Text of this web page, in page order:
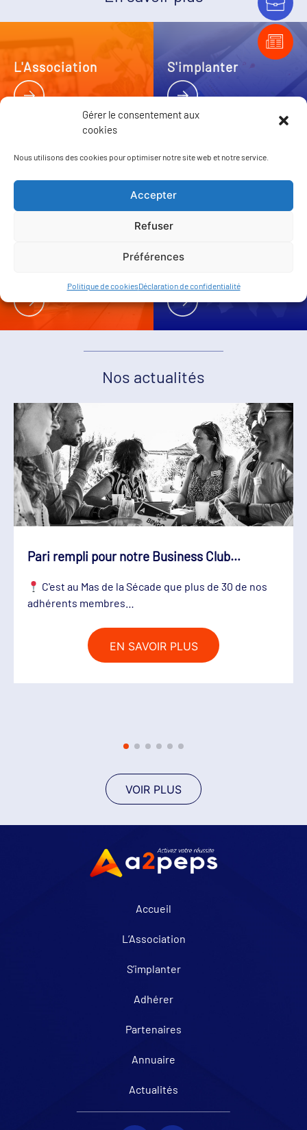
Gérer le consentement aux
cookies
Nous utilisons des cookies pour optimiser notre site web et notre service.
Accepter
Refuser
Préférences
Politique de cookiesDéclaration de confidentialité
L'Association S'implanter
Nos actualités
Pari rempli pour notre Business Club…
C'est au Mas de la Sécade que plus de 30 de nos
adhérents membres…
EN SAVOIR PLUS
VOIR PLUS
Accueil
L’Association
S’implanter
Adhérer
Partenaires
Annuaire
Actualités